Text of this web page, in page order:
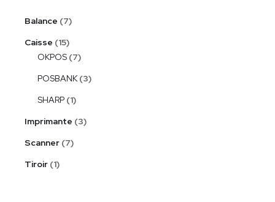
Balance
7
Caisse
15
OKPOS 7
POSBANK 3
SHARP 1
Imprimante
3
Scanner 7
Tiroir 1